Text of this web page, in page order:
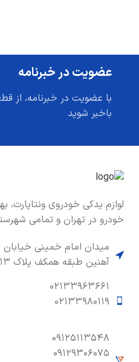
عضویت در خبرنامه
با عضویت در خبرنامه، از
باخبر شوید
لوازم یدکی خودروی
خودرو در تهران و تمامی
میدان امام خمینی خیابان
آهنین طبقه همکف پلاک ۳۱۳
۰۲۱۳۳۹۶۳۶۶۱
۰۲۱۳۳۹۸۰۱۱۹
۰۹۱۲۵۱۱۳۵۴۸
۰۹۱۲۹۳۰۶۰۷۵